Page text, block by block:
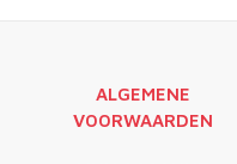
ALGEMENE
VOORWAARDEN